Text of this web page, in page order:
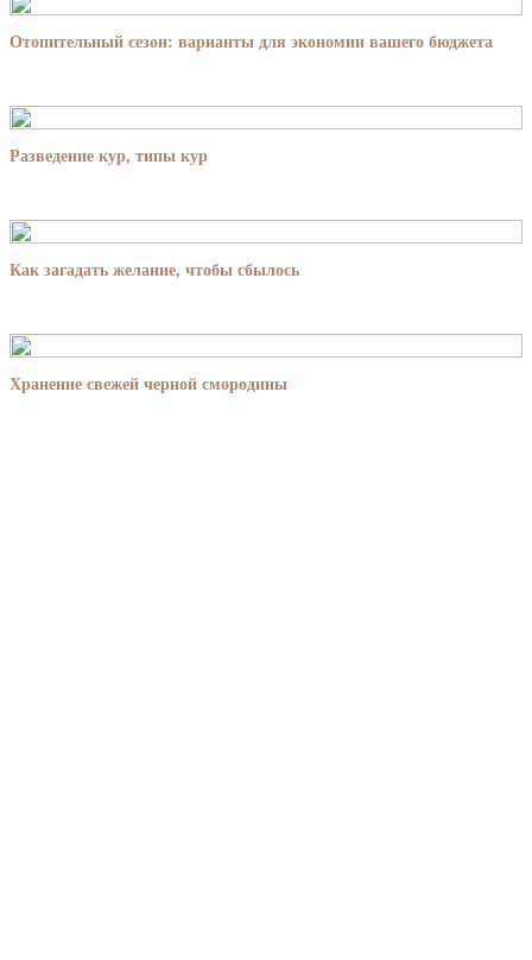
Отопительный сезон: варианты для экономии вашего бюджета
Разведение кур, типы кур
Как загадать желание, чтобы сбылось
Хранение свежей черной смородины